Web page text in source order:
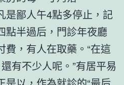
是鄙人午4點多停止，記
點半過后，門診年夜廳
，有人在取藥。“在這
有不少人呢。”有居平易